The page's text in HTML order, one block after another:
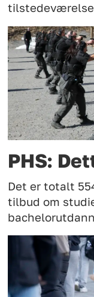
tilstedeværelse
PHS:
Det er totalt
tilbud om